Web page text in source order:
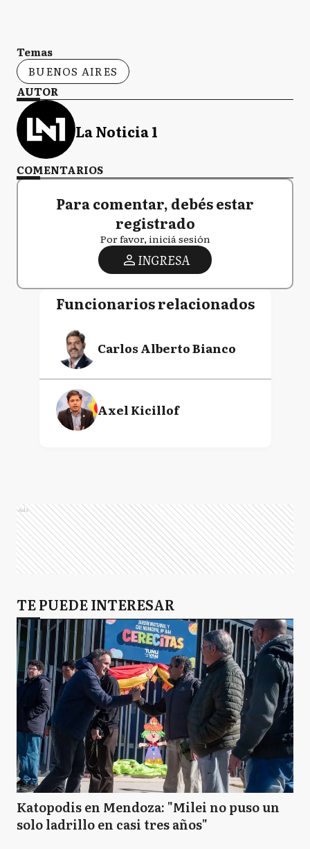
Temas
BUENOS AIRES
AUTOR
La Noticia 1
COMENTARIOS
Para comentar, debés estar
registrado
Por favor, iniciá sesión
INGRESA
Funcionarios relacionados
Carlos Alberto Bianco
Axel Kicillof
Ads
TE PUEDE INTERESAR
Katopodis en Mendoza: "Milei no puso un
solo ladrillo en casi tres años"